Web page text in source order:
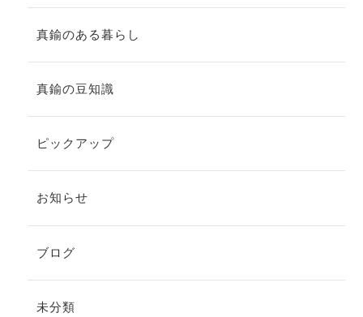
真鍮のある暮らし
真鍮の豆知識
ピックアップ
お知らせ
ブログ
未分類